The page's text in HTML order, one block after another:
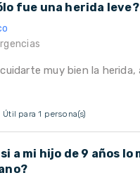
fue una herida leve?
muy bien la herida,
Útil para 1 persona(s)
a mi hijo de 9 años lo